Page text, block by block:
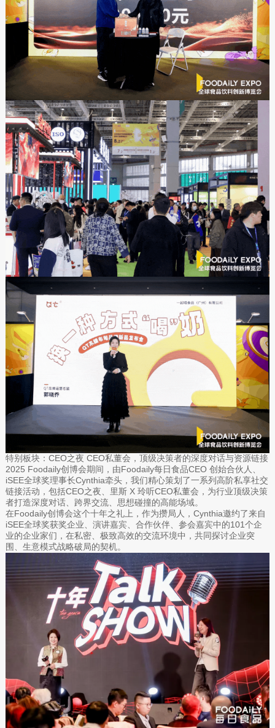
特别板块：CEO之夜 CEO私董会，顶级决策者的深度对话与资源链接
2025 Foodaily创博会期间，由Foodaily每日食品CEO 创始合伙人、
iSEE全球奖理事长Cynthia牵头，我们精心策划了一系列高阶私享社交
链接活动，包括CEO之夜、里斯 X 玲听CEO私董会，为行业顶级决策
者打造深度对话、跨界交流、思想碰撞的高能场域。
在Foodaily创博会这个十年之礼上，作为攒局人，Cynthia邀约了来自
iSEE全球奖获奖企业、演讲嘉宾、合作伙伴、参会嘉宾中的101个企
业的企业家们，在私密、极致高效的交流环境中，共同探讨企业突
围、生意模式战略破局的契机。